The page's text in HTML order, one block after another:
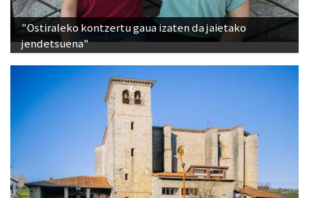
"Ostiraleko kontzertu gaua izaten da jaietako
jendetsuena"